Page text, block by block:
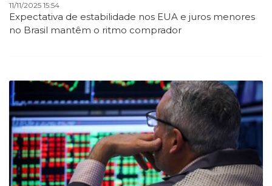
11/11/2025 15:54
Expectativa de estabilidade nos EUA e juros menores
no Brasil mantêm o ritmo comprador